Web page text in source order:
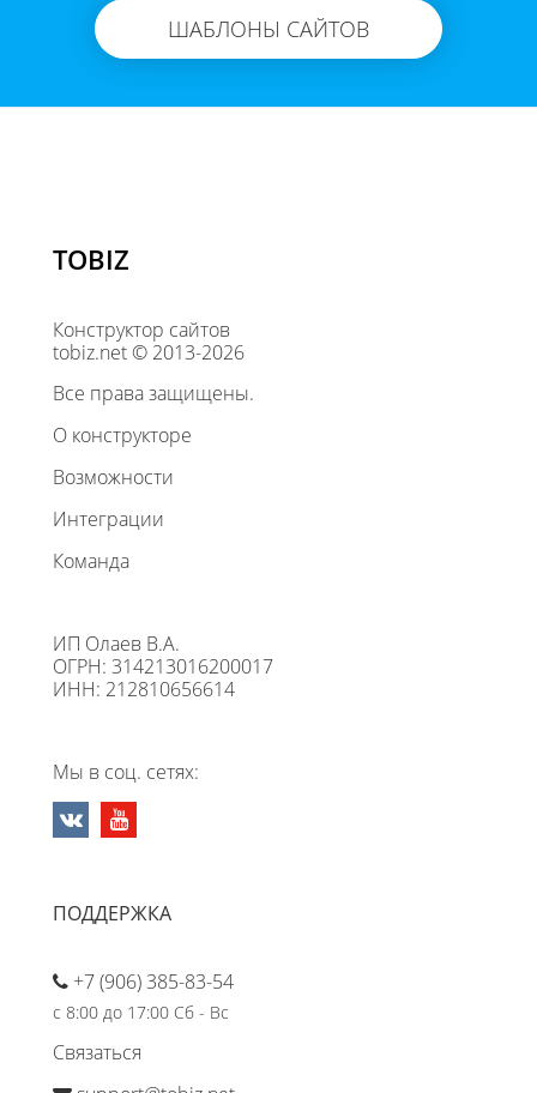
ШАБЛОНЫ САЙТОВ
TOBIZ
Конструктор сайтов
tobiz.net © 2013-2026
Все права защищены.
О конструкторе
Возможности
Интеграции
Команда
ИП Олаев В.А.
ОГРН: 314213016200017
ИНН: 212810656614
Мы в соц. сетях:
ПОДДЕРЖКА
+7 (906) 385-83-54
с 8:00 до 17:00 Сб - Вс
Связаться